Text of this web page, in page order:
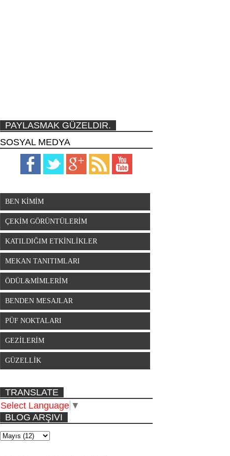
PAYLASMAK GÜZELDIR.
SOSYAL MEDYA
BEN KİMİM
ÇEKİM GÖRÜNTÜLERİM
KATILDIĞIM ETKİNLİKLER
MEKAN TANITIMLARI
ÖDÜL&MİMLERİM
BENDEN MESAJLAR
PÜF NOKTALARI
GEZİLERİM
GÜZELLİK
TRANSLATE
Select Language ▼
BLOG ARŞIVI